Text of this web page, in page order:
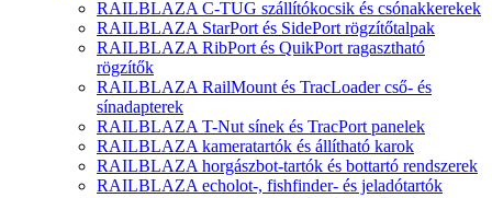
RAILBLAZA C-TUG szállítókocsik és csónakkerekek
RAILBLAZA StarPort és SidePort rögzítőtalpak
RAILBLAZA RibPort és QuikPort ragasztható
rögzítők
RAILBLAZA RailMount és TracLoader cső- és
sínadapterek
RAILBLAZA T-Nut sínek és TracPort panelek
RAILBLAZA kameratartók és állítható karok
RAILBLAZA horgászbot-tartók és bottartó rendszerek
RAILBLAZA echolot-, fishfinder- és jeladótartók